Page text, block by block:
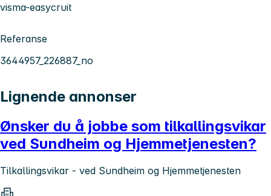
visma-easycruit
Referanse
3644957_226887_no
Lignende annonser
Ønsker du å jobbe som tilkallingsvikar
ved Sundheim og Hjemmetjenesten?
Tilkallingsvikar - ved Sundheim og Hjemmetjenesten